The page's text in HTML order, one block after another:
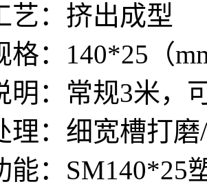
艺：挤出成型
格：140*25（
明：常规3米，
理：细宽槽打
能：SM140*25